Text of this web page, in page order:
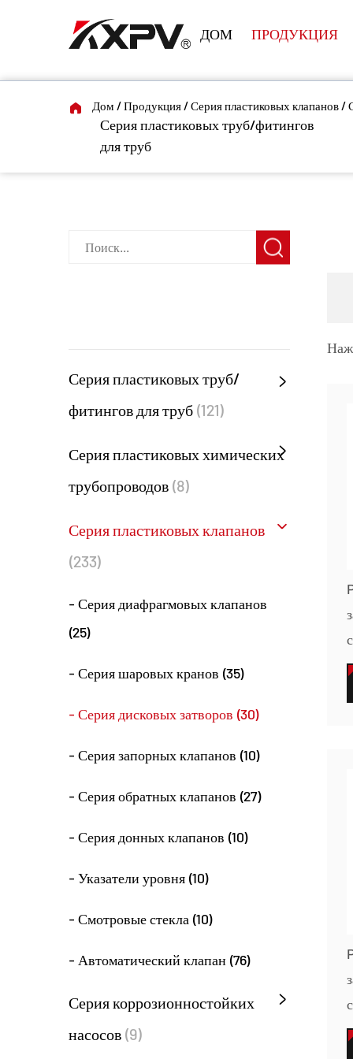
ДОМ ПРОДУКЦИЯ
Дом /Продукция/Серия пластиковых клапанов/
Серия пластиковых труб/фитингов
для труб
Серия пластиковых труб/
фитингов для труб (121)
Серия пластиковых химических
трубопроводов (8)
Серия пластиковых клапанов
(233)
- Серия диафрагмовых клапанов
(25)
- Серия шаровых кранов (35)
- Серия дисковых затворов (30)
- Серия запорных клапанов (10)
- Серия обратных клапанов (27)
- Серия донных клапанов (10)
- Указатели уровня (10)
- Смотровые стекла (10)
- Автоматический клапан (76)
Серия коррозионностойких
насосов (9)